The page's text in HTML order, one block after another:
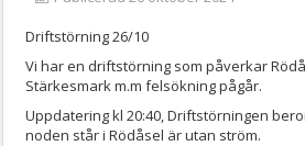
Driftstörning 26/10
Vi har en driftstörning som påverkar
Stärkesmark m.m felsökning pågår.
Uppdatering kl 20:40, Driftstörningen
noden står i Rödåsel är utan ström.